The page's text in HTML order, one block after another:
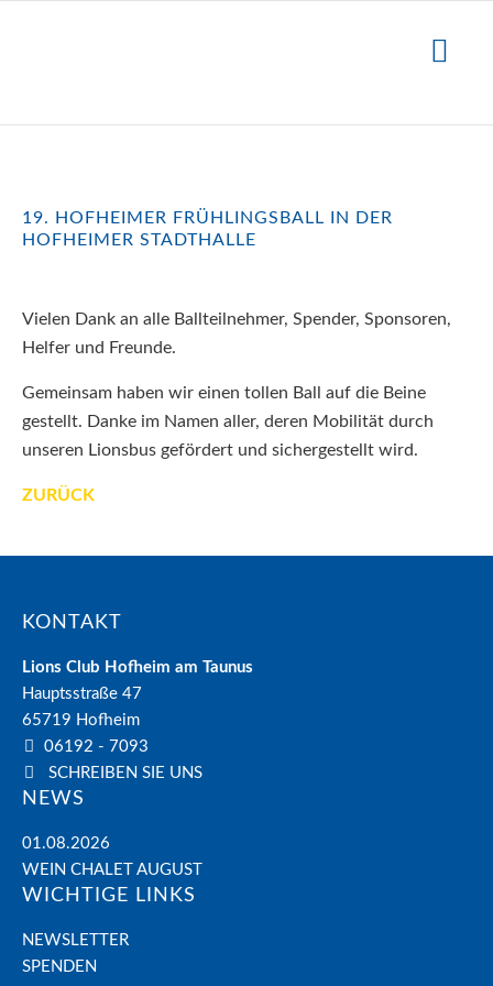
19. HOFHEIMER FRÜHLINGSBALL IN DER
HOFHEIMER STADTHALLE
Vielen Dank an alle Ballteilnehmer, Spender, Sponsoren,
Helfer und Freunde.
Gemeinsam haben wir einen tollen Ball auf die Beine
gestellt. Danke im Namen aller, deren Mobilität durch
unseren Lionsbus gefördert und sichergestellt wird.
ZURÜCK
KONTAKT
Lions Club Hofheim am Taunus
Hauptsstraße 47
65719 Hofheim
06192 - 7093
SCHREIBEN SIE UNS
NEWS
01.08.2026
WEIN CHALET AUGUST
WICHTIGE LINKS
NEWSLETTER
SPENDEN